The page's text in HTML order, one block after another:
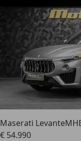
Maserati Levante
€ 54.990